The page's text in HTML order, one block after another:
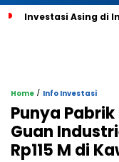
Investasi Asing di
Home / Info Investasi
Punya
Guan
Rp115 M di